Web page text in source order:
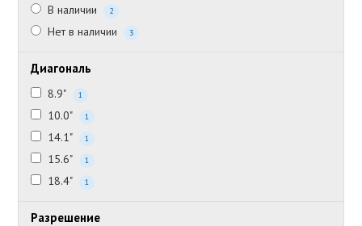
В наличии
2
Нет в наличии 3
Диагональ
8.9" 1
10.0" 1
14.1" 1
15.6" 1
18.4" 1
Разрешение